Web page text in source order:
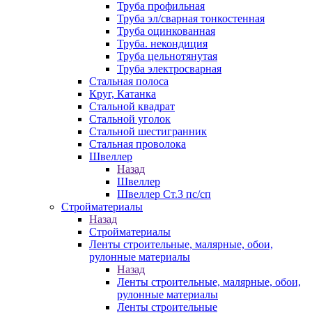
Труба профильная
Труба эл/сварная тонкостенная
Труба оцинкованная
Труба. некондиция
Труба цельнотянутая
Труба электросварная
Стальная полоса
Круг, Катанка
Стальной квадрат
Стальной уголок
Стальной шестигранник
Стальная проволока
Швеллер
Назад
Швеллер
Швеллер Ст.3 пс/сп
Стройматериалы
Назад
Стройматериалы
Ленты строительные, малярные, обои,
рулонные материалы
Назад
Ленты строительные, малярные, обои,
рулонные материалы
Ленты строительные